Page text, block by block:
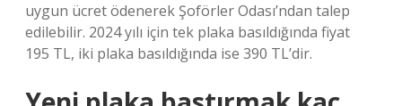
uygun ücret ödenerek Şoförler Odası’ndan talep
edilebilir. 2024 yılı için tek plaka basıldığında fiyat
195 TL, iki plaka basıldığında ise 390 TL’dir.